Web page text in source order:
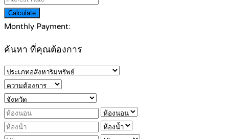
Calculate
Monthly Payment:
ค้นหา ที่คุณต้องการ